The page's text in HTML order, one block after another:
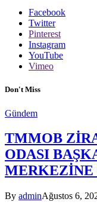
Facebook
Twitter
Pinterest
Instagram
YouTube
Vimeo
Don't Miss
Gündem
TMMOB
ODASI
MERKEZİNE
By adminAğustos 6,